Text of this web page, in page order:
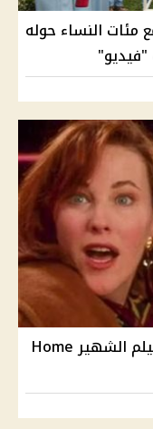
مئات النساء حوله
"فيديو"
وفاة الفنانة كاثرين أوهارا بطلة الفيلم الشهير Home